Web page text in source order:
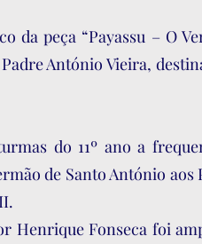
da peça “Payassu – O
António Vieira,
do 11º ano a
de Santo António
Henrique Fonseca foi